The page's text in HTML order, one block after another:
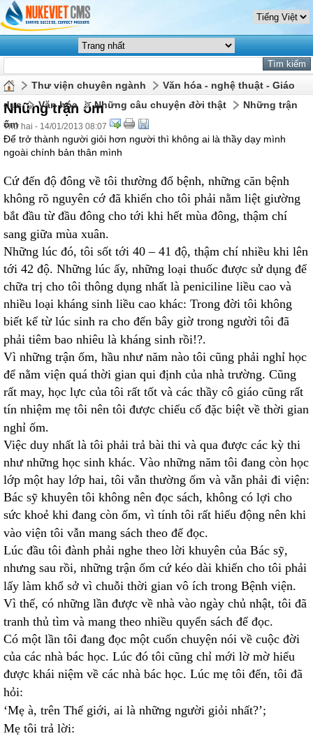
Thư viện chuyên ngành
Văn hóa - nghệ thuật - Giáo
dục
Văn hóa Những câu chuyện đời thật
Những trận
ốm
Những trận ốm
Thứ hai - 14/01/2013 08:07
Để trở thành người giỏi hơn người thì không ai là thầy dạy mình
ngoài chính bản thân mình
Cứ đến độ đông về tôi thường đổ bệnh, những căn bệnh
không rõ nguyên cớ đã khiến cho tôi phải nằm liệt giường
bắt đầu từ đầu đông cho tới khi hết mùa đông, thậm chí
sang giữa mùa xuân.
Những lúc đó, tôi sốt tới 40 – 41 độ, thậm chí nhiều khi lên
tới 42 độ. Những lúc ấy, những loại thuốc được sử dụng để
chữa trị cho tôi thông dụng nhất là peniciline liều cao và
nhiều loại kháng sinh liều cao khác: Trong đời tôi không
biết kể từ lúc sinh ra cho đến bây giờ trong người tôi đã
phải tiêm bao nhiêu là kháng sinh rồi!?.
Vì những trận ốm, hầu như năm nào tôi cũng phải nghỉ học
để nằm viện quá thời gian qui định của nhà trường. Cũng
rất may, học lực của tôi rất tốt và các thầy cô giáo cũng rất
tín nhiệm mẹ tôi nên tôi được chiếu cố đặc biệt về thời gian
nghỉ ốm.
Việc duy nhất là tôi phải trả bài thi và qua được các kỳ thi
như những học sinh khác. Vào những năm tôi đang còn học
lớp một hay lớp hai, tôi vẫn thường ốm và vẫn phải đi viện:
Bác sỹ khuyên tôi không nên đọc sách, không có lợi cho
sức khoẻ khi đang còn ốm, vì tính tôi rất hiếu động nên khi
vào viện tôi vẫn mang sách theo để đọc.
Lúc đầu tôi đành phải nghe theo lời khuyên của Bác sỹ,
nhưng sau rồi, những trận ốm cứ kéo dài khiến cho tôi phải
lấy làm khổ sở vì chuỗi thời gian vô ích trong Bệnh viện.
Vì thế, có những lần được về nhà vào ngày chủ nhật, tôi đã
tranh thủ tìm và mang theo nhiều quyển sách để đọc.
Có một lần tôi đang đọc một cuốn chuyện nói về cuộc đời
của các nhà bác học. Lúc đó tôi cũng chỉ mới lờ mờ hiểu
được khái niệm về các nhà bác học. Lúc mẹ tôi đến, tôi đã
hỏi:
‘Mẹ à, trên Thế giới, ai là những người giỏi nhất?’;
Mẹ tôi trả lời: